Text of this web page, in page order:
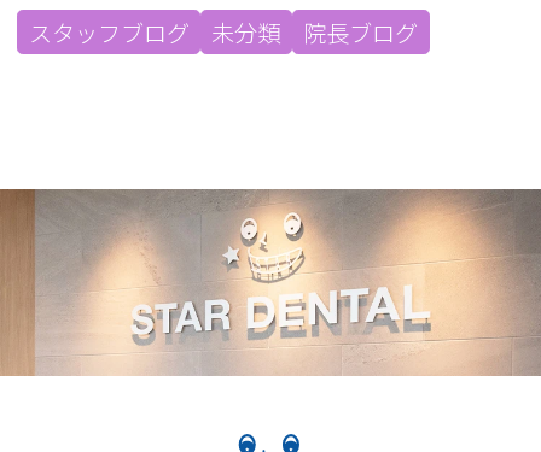
スタッフブログ 未分類 院長ブログ